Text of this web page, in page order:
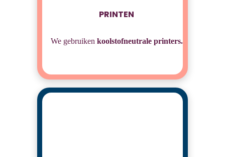
PRINTEN
We gebruiken koolstofneutrale printers.